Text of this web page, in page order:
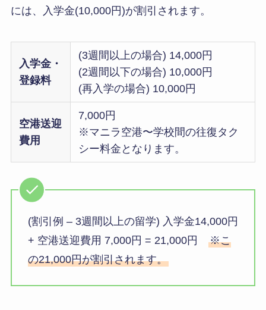
には、入学金(10,000円)が割引されます。
入学金・
登録料
(3週間以上の場合) 14,000円
(2週間以下の場合) 10,000円
(再入学の場合) 10,000円
空港送迎
費用
7,000円
※マニラ空港〜学校間の往復タク
シー料金となります。
(割引例 – 3週間以上の留学) 入学金14,000円
+ 空港送迎費用 7,000円 = 21,000円 ※こ
の21,000円が割引されます。